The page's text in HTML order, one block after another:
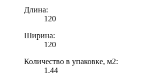
Длина:
120
Ширина:
120
Количество в упаковке, м2:
1.44